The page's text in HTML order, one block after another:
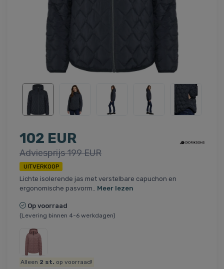
102 EUR
Adviesprijs 199 EUR
UITVERKOOP
Lichte isolerende jas met verstelbare capuchon en
ergonomische pasvorm.. Meer lezen
Op voorraad
(Levering binnen 4-6 werkdagen)
Alleen 2 st. op voorraad!